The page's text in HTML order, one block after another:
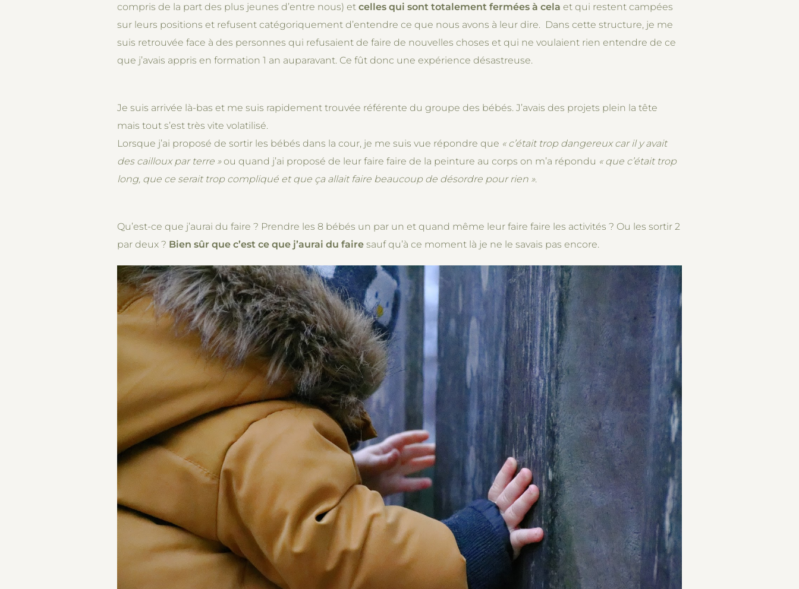
compris de la part des plus jeunes d’entre nous) et celles qui sont totalement fermées à cela et qui restent campées
sur leurs positions et refusent catégoriquement d’entendre ce que nous avons à leur dire. Dans cette structure, je me
suis retrouvée face à des personnes qui refusaient de faire de nouvelles choses et qui ne voulaient rien entendre de ce
que j’avais appris en formation 1 an auparavant. Ce fût donc une expérience désastreuse.
Je suis arrivée là-bas et me suis rapidement trouvée référente du groupe des bébés. J’avais des projets plein la tête
mais tout s’est très vite volatilisé.
Lorsque j’ai proposé de sortir les bébés dans la cour, je me suis vue répondre que « c’était trop dangereux car il y avait
des cailloux par terre »ou quand j’ai proposé de leur faire faire de la peinture au corps on m’a répondu « que c’était trop
long, que ce serait trop compliqué et que ça allait faire beaucoup de désordre pour rien ».
Qu’est-ce que j’aurai du faire ? Prendre les 8 bébés un par un et quand même leur faire faire les activités ? Ou les sortir 2
par deux ? Bien sûr que c’est ce que j’aurai du faire sauf qu’à ce moment là je ne le savais pas encore.